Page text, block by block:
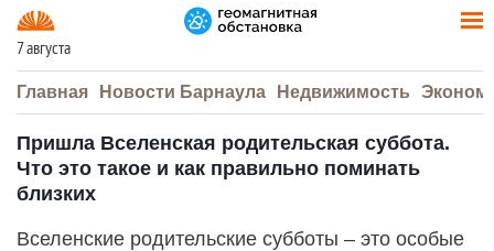
7 августа
Главная Новости Барнаула Недвижимость
Пришла Вселенская родительская суббота.
Что это такое и как правильно поминать
близких
Вселенские родительские субботы – это особые